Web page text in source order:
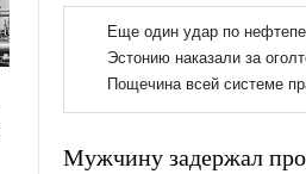
Мужчину задержал